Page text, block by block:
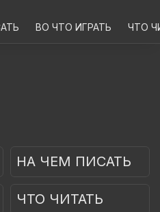
ВО ЧТО ИГРАТЬ ЧТО
НА ЧЕМ ПИСАТЬ
ЧТО ЧИТАТЬ